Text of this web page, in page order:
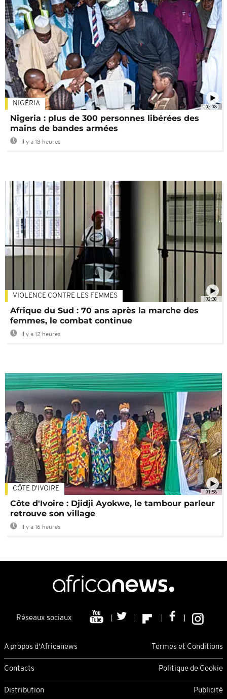
02:08
NIGÉRIA
Nigeria : plus de 300 personnes libérées des
mains de bandes armées
Il y a 13 heures
02:30
VIOLENCE CONTRE LES FEMMES
Afrique du Sud : 70 ans après la marche des
femmes, le combat continue
Il y a 12 heures
01:58
CÔTE D'IVOIRE
Côte d'Ivoire : Djidji Ayokwe, le tambour parleur
retrouve son village
Il y a 16 heures
Réseaux sociaux
A propos d'Africanews Termes et Conditions
Contacts Politique de Cookie
Distribution Publicité